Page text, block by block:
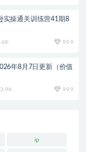
实操通关训练营41期8
99.9
年8月7日更新（价值
99.9
ip